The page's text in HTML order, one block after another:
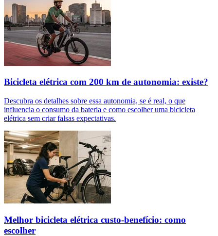
Bicicleta elétrica com 200 km de autonomia: existe?
Descubra os detalhes sobre essa autonomia, se é real, o que
influencia o consumo da bateria e como escolher uma bicicleta
elétrica sem criar falsas expectativas.
Melhor bicicleta elétrica custo-benefício: como
escolher